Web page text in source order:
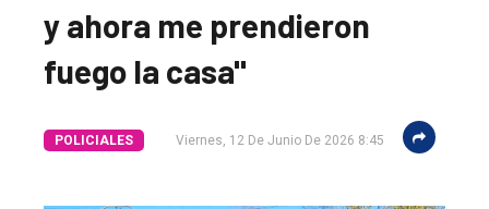
y ahora me prendieron
fuego la casa"
POLICIALES Viernes, 12 De Junio De 2026 8:45